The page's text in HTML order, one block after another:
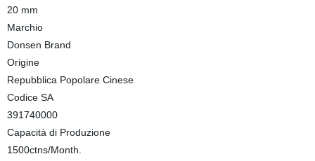
20 mm
Marchio
Donsen Brand
Origine
Repubblica Popolare Cinese
Codice SA
391740000
Capacità di Produzione
1500ctns/Month.